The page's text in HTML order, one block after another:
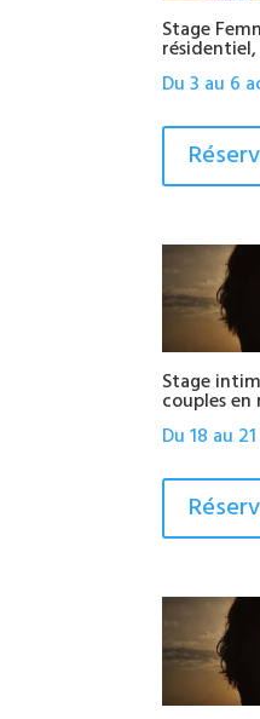
Stage
Du 3 au 6
Stage
couples
Du 18 au